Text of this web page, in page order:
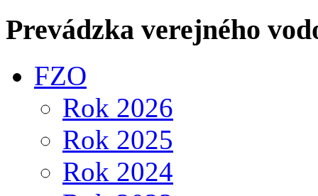
Prevádzka verejného
FZO
Rok 2026
Rok 2025
Rok 2024